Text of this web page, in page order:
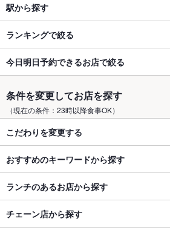
駅から探す
ランキングで絞る
今日明日予約できるお店で絞る
条件を変更してお店を探す
（現在の条件：23時以降食事OK）
こだわりを変更する
おすすめのキーワードから探す
ランチのあるお店から探す
チェーン店から探す